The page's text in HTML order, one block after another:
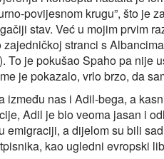
povijesnom krugu”, što je
stav. Već u mojim prvim
stranci s
To je pokušao Spaho pa nije
je pokazalo, vrlo brzo, da
između nas i Adil-bega, a
Adil je bio veoma jasan i
emigraciji, a dijelom su bili
kao ugledni evropski